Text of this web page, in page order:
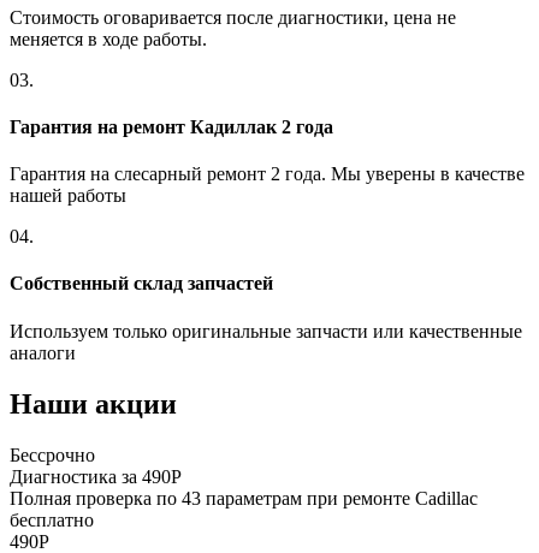
Стоимость оговаривается после диагностики, цена не
меняется в ходе работы.
03.
Гарантия на ремонт Кадиллак 2 года
Гарантия на слесарный ремонт 2 года. Мы уверены в качестве
нашей работы
04.
Собственный склад запчастей
Используем только оригинальные запчасти или качественные
аналоги
Наши акции
Бессрочно
Диагностика за 490Р
Полная проверка по 43 параметрам при ремонте Cadillac
бесплатно
490Р